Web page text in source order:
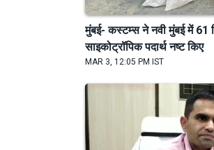
मुंबई- कस्टम्स ने नवी मुंबई में
साइकोट्रॉपिक पदार्थ नष्ट किए
MAR 3, 12:05 PM IST